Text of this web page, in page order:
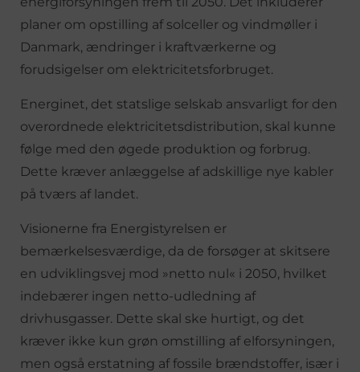
planer om opstilling af solceller og vindmøller i
Danmark, ændringer i kraftværkerne og
forudsigelser om elektricitetsforbruget.
Energinet, det statslige selskab ansvarligt for den
overordnede elektricitetsdistribution, skal kunne
følge med den øgede produktion og forbrug.
Dette kræver anlæggelse af adskillige nye kabler
på tværs af landet.
Visionerne fra Energistyrelsen er
bemærkelsesværdige, da de forsøger at skitsere
en udviklingsvej mod »netto nul« i 2050, hvilket
indebærer ingen netto-udledning af
drivhusgasser. Dette skal ske hurtigt, og det
kræver ikke kun grøn omstilling af elforsyningen,
men også erstatning af fossile brændstoffer, især i